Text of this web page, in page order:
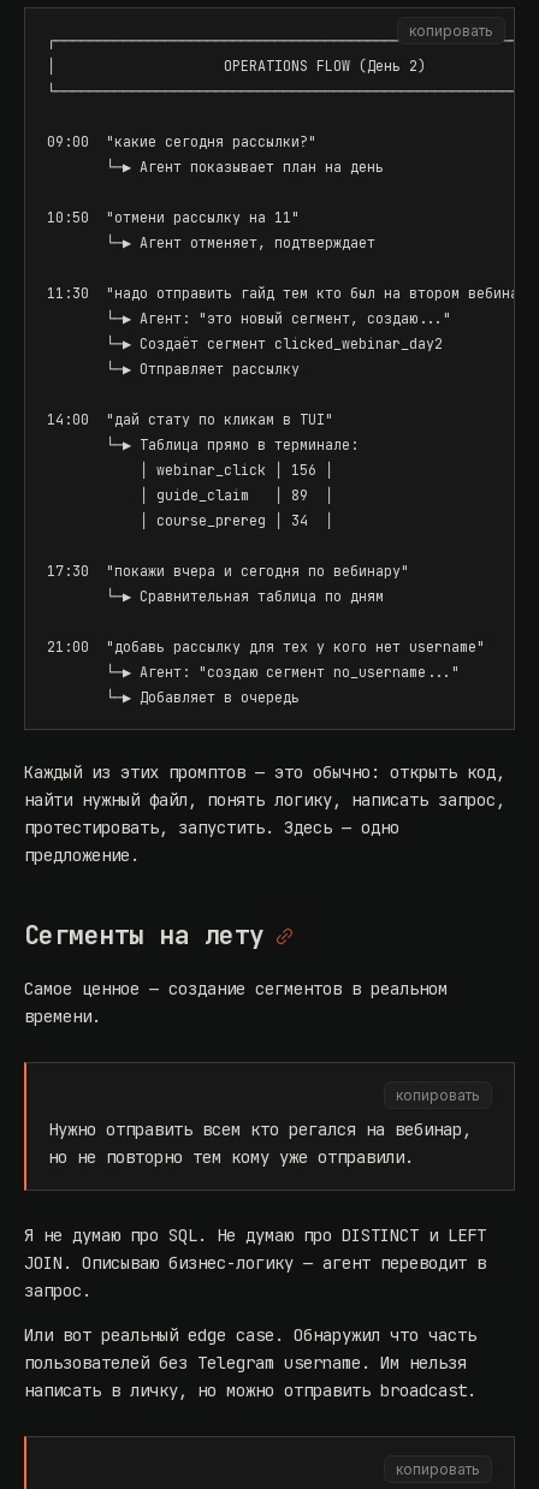
копировать
│                    OPERATIONS FLOW (День 2)
09:00  "какие сегодня рассылки?"
       └─▶ Агент показывает план на день
10:50  "отмени рассылку на 11"
       └─▶ Агент отменяет, подтверждает
11:30  "надо отправить гайд тем кто был на втором
       └─▶ Агент: "это новый сегмент, создаю..."
       └─▶ Создаёт сегмент clicked_webinar_day2
       └─▶ Отправляет рассылку
14:00  "дай стату по кликам в TUI"
       └─▶ Таблица прямо в терминале:
           │ webinar_click │ 156 │
           │ guide_claim   │ 89  │
           │ course_prereg │ 34  │
17:30  "покажи вчера и сегодня по вебинару"
       └─▶ Сравнительная таблица по дням
21:00  "добавь рассылку для тех у кого нет username"
       └─▶ Агент: "создаю сегмент no_username..."
       └─▶ Добавляет в очередь
Каждый из этих промптов — это обычно: открыть код,
найти нужный файл, понять логику, написать запрос,
протестировать, запустить. Здесь — одно
предложение.
Сегменты на лету
Самое ценное — создание сегментов в реальном
времени.
копировать
Нужно отправить всем кто регался на вебинар,
но не повторно тем кому уже отправили.
Я не думаю про SQL. Не думаю про DISTINCT и LEFT
JOIN. Описываю бизнес-логику — агент переводит в
запрос.
Или вот реальный edge case. Обнаружил что часть
пользователей без Telegram username. Им нельзя
написать в личку, но можно отправить broadcast.
копировать